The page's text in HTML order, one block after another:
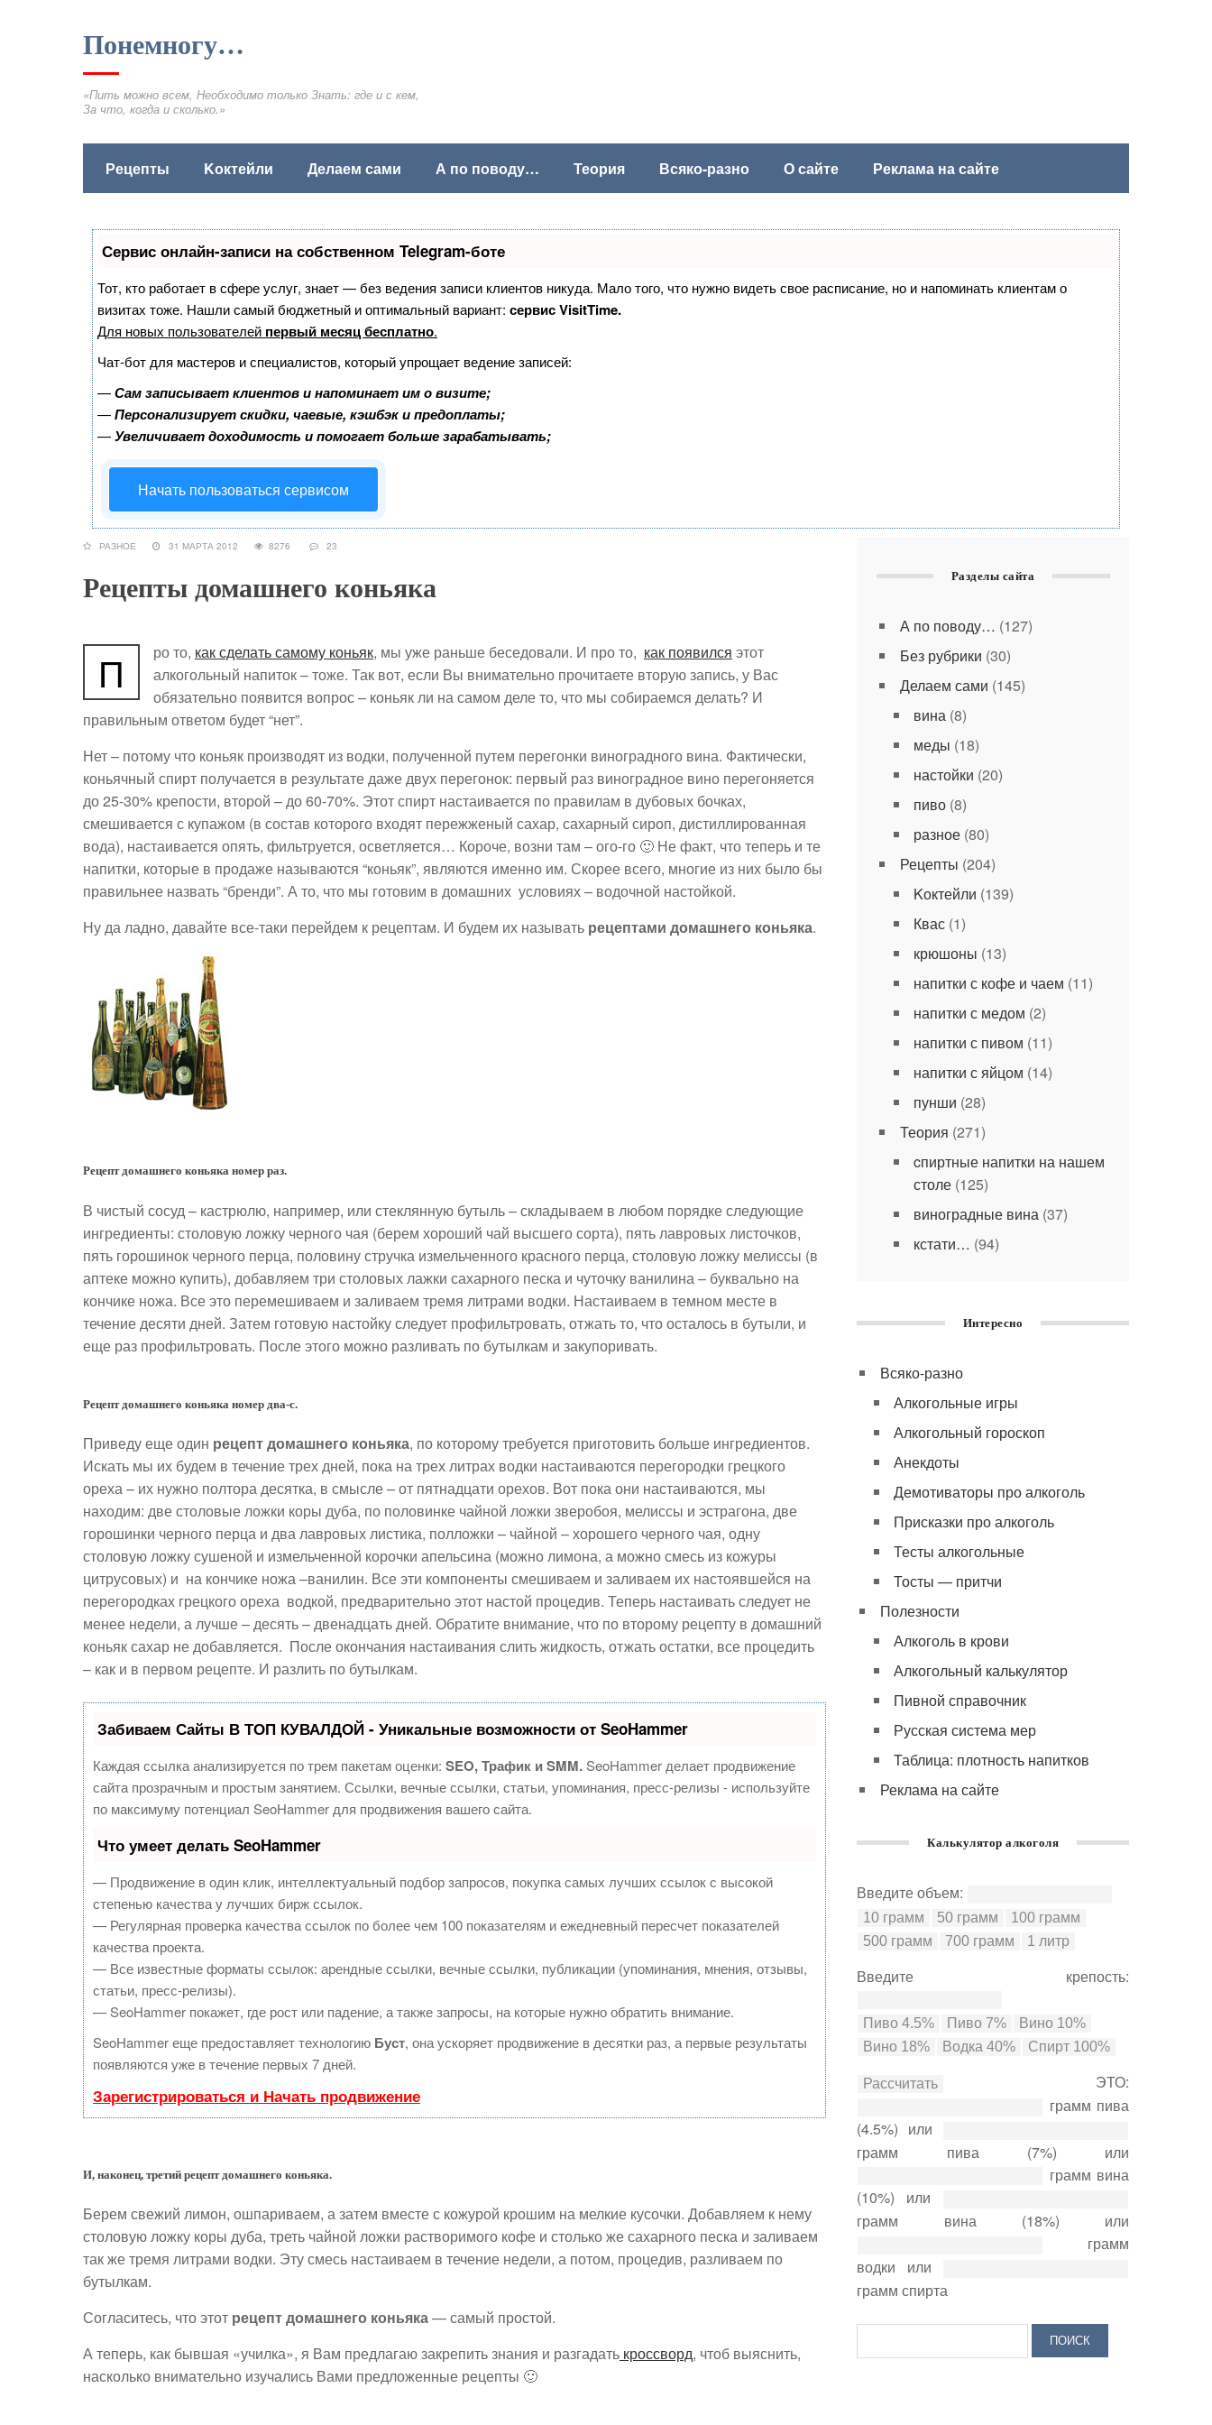
Понемногу…
«Пить можно всем, Необходимо только Знать: где и с кем,
За что, когда и сколько.»
Рецепты Kоктейли Делаем сами А по поводу… Теория Всяко-разно О сайте Реклама на сайте
Сервис онлайн-записи на собственном Telegram-боте
Тот, кто работает в сфере услуг, знает — без ведения записи клиентов никуда. Мало того, что нужно видеть свое расписание, но и напоминать клиентам о
визитах тоже. Нашли самый бюджетный и оптимальный вариант: сервис VisitTime.
Для новых пользователей первый месяц бесплатно.
Чат-бот для мастеров и специалистов, который упрощает ведение записей:
—Сам записывает клиентов и напоминает им о визите;
—Персонализирует скидки, чаевые, кэшбэк и предоплаты;
—Увеличивает доходимость и помогает больше зарабатывать;
Начать пользоваться сервисом
РАЗНОЕ 31 МАРТА 2012 8276 23
Рецепты домашнего коньяка
П ро то, как сделать самому коньяк, мы уже раньше беседовали. И про то, как появился этот
алкогольный напиток – тоже. Так вот, если Вы внимательно прочитаете вторую запись, у Вас
обязательно появится вопрос – коньяк ли на самом деле то, что мы собираемся делать? И
правильным ответом будет “нет”.
Нет – потому что коньяк производят из водки, полученной путем перегонки виноградного вина. Фактически,
коньячный спирт получается в результате даже двух перегонок: первый раз виноградное вино перегоняется
до 25-30% крепости, второй – до 60-70%. Этот спирт настаивается по правилам в дубовых бочках,
смешивается с купажом (в состав которого входят пережженый сахар, сахарный сироп, дистиллированная
вода), настаивается опять, фильтруется, осветляется… Короче, возни там – ого-го 🙂 Не факт, что теперь и те
напитки, которые в продаже называются “коньяк”, являются именно им. Скорее всего, многие из них было бы
правильнее назвать “бренди”. А то, что мы готовим в домашних условиях – водочной настойкой.
Ну да ладно, давайте все-таки перейдем к рецептам. И будем их называть рецептами домашнего коньяка.
Рецепт домашнего коньяка номер раз.
В чистый сосуд – кастрюлю, например, или стеклянную бутыль – складываем в любом порядке следующие
ингредиенты: столовую ложку черного чая (берем хороший чай высшего сорта), пять лавровых листочков,
пять горошинок черного перца, половину стручка измельченного красного перца, столовую ложку мелиссы (в
аптеке можно купить), добавляем три столовых лажки сахарного песка и чуточку ванилина – буквально на
кончике ножа. Все это перемешиваем и заливаем тремя литрами водки. Настаиваем в темном месте в
течение десяти дней. Затем готовую настойку следует профильтровать, отжать то, что осталось в бутыли, и
еще раз профильтровать. После этого можно разливать по бутылкам и закупоривать.
Рецепт домашнего коньяка номер два-с.
Приведу еще один рецепт домашнего коньяка, по которому требуется приготовить больше ингредиентов.
Искать мы их будем в течение трех дней, пока на трех литрах водки настаиваются перегородки грецкого
ореха – их нужно полтора десятка, в смысле – от пятнадцати орехов. Вот пока они настаиваются, мы
находим: две столовые ложки коры дуба, по половинке чайной ложки зверобоя, мелиссы и эстрагона, две
горошинки черного перца и два лавровых листика, полложки – чайной – хорошего черного чая, одну
столовую ложку сушеной и измельченной корочки апельсина (можно лимона, а можно смесь из кожуры
цитрусовых) и на кончике ножа –ванилин. Все эти компоненты смешиваем и заливаем их настоявшейся на
перегородках грецкого ореха водкой, предварительно этот настой процедив. Теперь настаивать следует не
менее недели, а лучше – десять – двенадцать дней. Обратите внимание, что по второму рецепту в домашний
коньяк сахар не добавляется. После окончания настаивания слить жидкость, отжать остатки, все процедить
– как и в первом рецепте. И разлить по бутылкам.
Забиваем Сайты В ТОП КУВАЛДОЙ - Уникальные возможности от SeoHammer
Каждая ссылка анализируется по трем пакетам оценки: SEO, Трафик и SMM.SeoHammer делает продвижение
сайта прозрачным и простым занятием. Ссылки, вечные ссылки, статьи, упоминания, пресс-релизы - используйте
по максимуму потенциал SeoHammer для продвижения вашего сайта.
Что умеет делать SeoHammer
— Продвижение в один клик, интеллектуальный подбор запросов, покупка самых лучших ссылок с высокой
степенью качества у лучших бирж ссылок.
— Регулярная проверка качества ссылок по более чем 100 показателям и ежедневный пересчет показателей
качества проекта.
— Все известные форматы ссылок: арендные ссылки, вечные ссылки, публикации (упоминания, мнения, отзывы,
статьи, пресс-релизы).
— SeoHammer покажет, где рост или падение, а также запросы, на которые нужно обратить внимание.
SeoHammer еще предоставляет технологию Буст, она ускоряет продвижение в десятки раз, а первые результаты
появляются уже в течение первых 7 дней.
Зарегистрироваться и Начать продвижение
И, наконец, третий рецепт домашнего коньяка.
Берем свежий лимон, ошпариваем, а затем вместе с кожурой крошим на мелкие кусочки. Добавляем к нему
столовую ложку коры дуба, треть чайной ложки растворимого кофе и столько же сахарного песка и заливаем
так же тремя литрами водки. Эту смесь настаиваем в течение недели, а потом, процедив, разливаем по
бутылкам.
Согласитесь, что этот рецепт домашнего коньяка— самый простой.
А теперь, как бывшая «училка», я Вам предлагаю закрепить знания и разгадать кроссворд, чтоб выяснить,
насколько внимательно изучались Вами предложенные рецепты 🙂
Разделы сайта
А по поводу… (127)
Без рубрики (30)
Делаем сами (145)
вина(8)
меды (18)
настойки (20)
пиво(8)
разное(80)
Рецепты (204)
Kоктейли (139)
Квас(1)
крюшоны (13)
напитки с кофе и чаем (11)
напитки с медом (2)
напитки с пивом (11)
напитки с яйцом (14)
пунши (28)
Теория (271)
cпиртные напитки на нашем
столе(125)
виноградные вина(37)
кстати… (94)
Интересно
Всяко-разно
Алкогольные игры
Алкогольный гороскоп
Анекдоты
Демотиваторы про алкоголь
Присказки про алкоголь
Тесты алкогольные
Тосты — притчи
Полезности
Алкоголь в крови
Алкогольный калькулятор
Пивной справочник
Русская система мер
Таблица: плотность напитков
Реклама на сайте
Калькулятор алкоголя
Введите объем:
Введите крепость:
ЭТО:
грамм пива
(4.5%) или
грамм пива (7%) или
грамм вина
(10%) или
грамм вина (18%) или
грамм
водки или
грамм спирта